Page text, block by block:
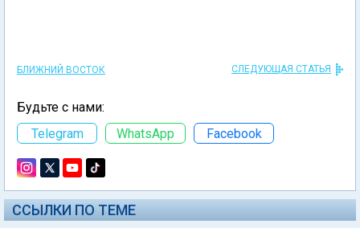
БЛИЖНИЙ ВОСТОК СЛЕДУЮЩАЯ СТАТЬЯ
Будьте с нами:
Telegram
WhatsApp Facebook
ССЫЛКИ ПО ТЕМЕ